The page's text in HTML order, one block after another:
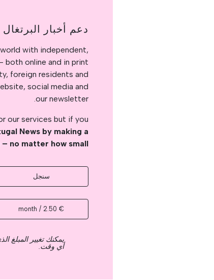
دعم أخبار البرتغال
with independent,
both online and in print.
foreign residents and
social media and
our newsletter.
our services but if you
News by making a
no matter how small
سنجل
€ 2.50 / month
يمكنك تغيير المبلغ
أي وقت.